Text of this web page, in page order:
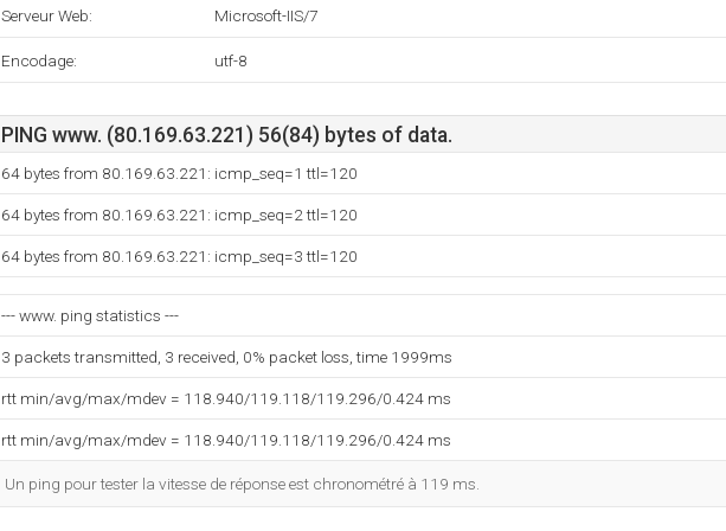
Serveur Web: Microsoft-IIS/7
Encodage: utf-8
PING www. (80.169.63.221) 56(84) bytes of data.
64 bytes from 80.169.63.221: icmp_seq=1 ttl=120
64 bytes from 80.169.63.221: icmp_seq=2 ttl=120
64 bytes from 80.169.63.221: icmp_seq=3 ttl=120
--- www. ping statistics ---
3 packets transmitted, 3 received, 0% packet loss, time 1999ms
rtt min/avg/max/mdev = 118.940/119.118/119.296/0.424 ms
rtt min/avg/max/mdev = 118.940/119.118/119.296/0.424 ms
Un ping pour tester la vitesse de réponse est chronométré à 119 ms.